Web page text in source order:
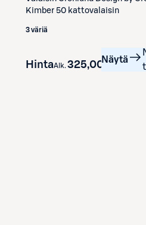
Kimber 50 kattovalaisin
3 väriä
HintaAlk. 325,00 €Näytä